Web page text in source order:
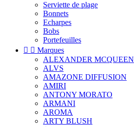
Serviette de plage
Bonnets
Echarpes
Bobs
Portefeuilles
  Marques
ALEXANDER MCQUEEN
ALVS
AMAZONE DIFFUSION
AMIRI
ANTONY MORATO
ARMANI
AROMA
ARTY BLUSH